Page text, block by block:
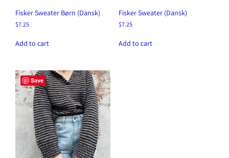
Fisker Sweater Børn (Dansk)
$7.25
Add to cart
Fisker Sweater (Dansk)
$7.25
Add to cart
Save